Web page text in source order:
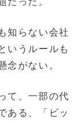
知らない会社
いうルールも
念がない。
て、一部の代
ある、「ビッ